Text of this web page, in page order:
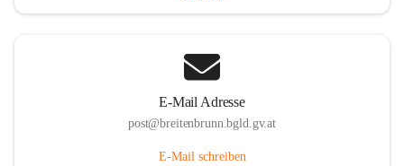
E-Mail Adresse
post@breitenbrunn.bgld.gv.at
E-Mail schreiben